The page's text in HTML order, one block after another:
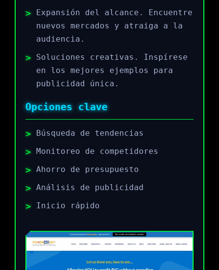
Expansión del alcance. Encuentre
nuevos mercados y atraiga a la
audiencia.
Soluciones creativas. Inspírese
en los mejores ejemplos para
publicidad única.
Opciones clave
Búsqueda de tendencias
Monitoreo de competidores
Ahorro de presupuesto
Análisis de publicidad
Inicio rápido